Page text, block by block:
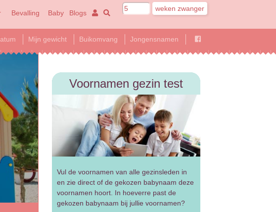
Bevalling Baby Blogs
Mijn gewicht Buikomvang Jongensnamen
Voornamen gezin test
Vul de voornamen van alle gezinsleden in
en zie direct of de gekozen babynaam deze
voornamen hoort. In hoeverre past de
gekozen babynaam bij jullie voornamen?